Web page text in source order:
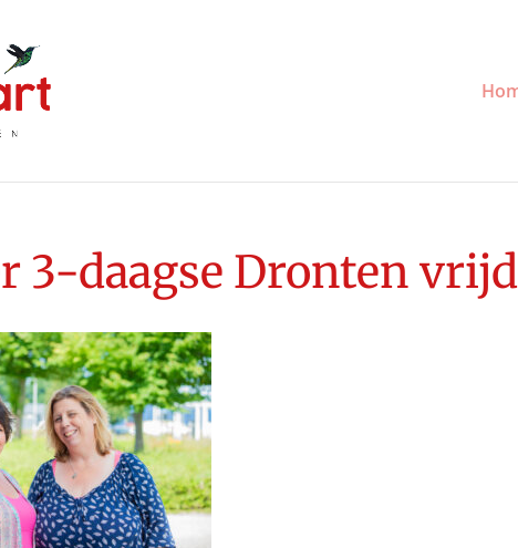
3-daagse Dronten